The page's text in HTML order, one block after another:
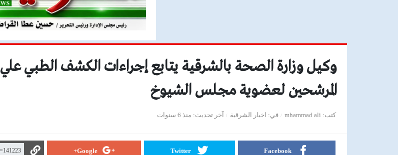
وكيل وزارة الصحة بالشرقية يتابع إجراءات الكشف الطبي علي
المرشحين لعضوية مجلس الشيوخ
كتب mhammad ali في اخبار الشرقية آخر تحديث منذ 6 سنوات
Facebook
Twitter
Google+